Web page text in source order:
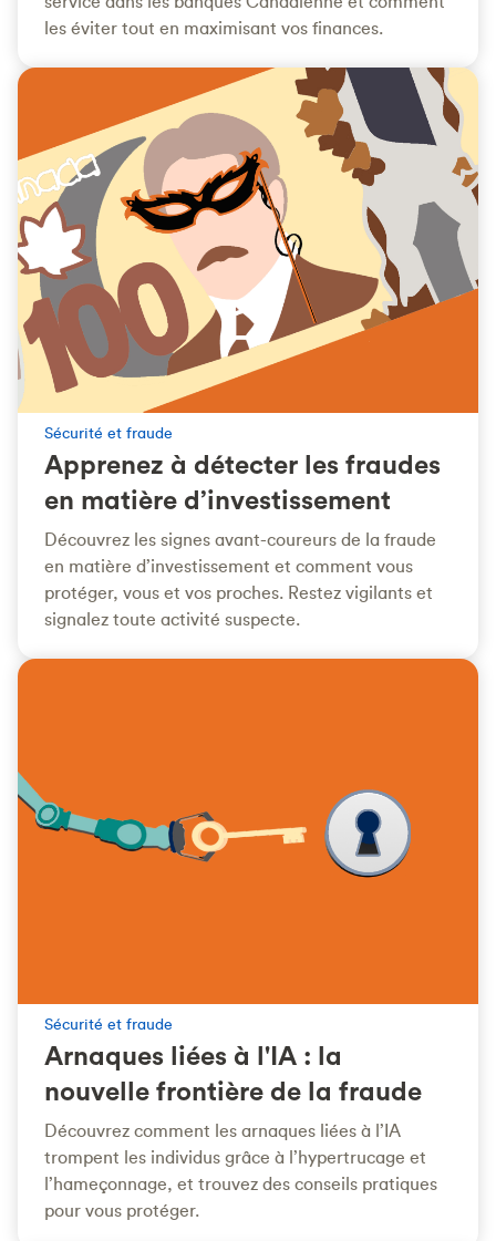
les éviter tout en maximisant vos finances.
Sécurité et fraude
Apprenez à détecter les fraudes
en matière d’investissement
Découvrez les signes avant-coureurs de la fraude
en matière d’investissement et comment vous
protéger, vous et vos proches. Restez vigilants et
signalez toute activité suspecte.
Sécurité et fraude
Arnaques liées à l'IA : la
nouvelle frontière de la fraude
Découvrez comment les arnaques liées à l’IA
trompent les individus grâce à l’hypertrucage et
l’hameçonnage, et trouvez des conseils pratiques
pour vous protéger.